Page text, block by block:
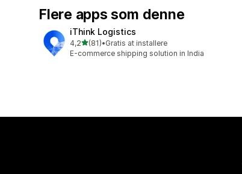
Flere apps som denne
iThink Logistics
4,2ud af 5 stjerner
(81)
81 anmeldelser i alt
•Gratis at installere
E-commerce shipping solution in India